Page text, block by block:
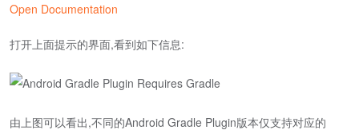
Open Documentation
打开上面提示的界面,看到如下信息:
由上图可以看出,不同的Android Gradle Plugin版本仅支持对应的